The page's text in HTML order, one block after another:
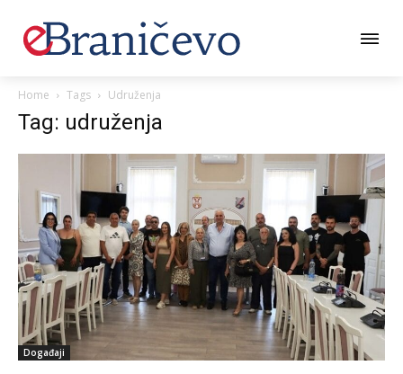
Home Tags Udruženja
Tag: udruženja
Događaji